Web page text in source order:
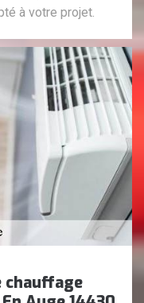
à votre projet.
chauffage